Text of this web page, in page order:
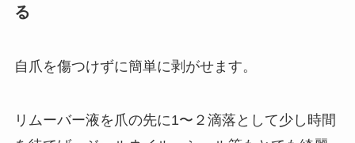
る
自爪を傷つけずに簡単に剥がせます。
リムーバー液を爪の先に1〜２滴落として少し時間